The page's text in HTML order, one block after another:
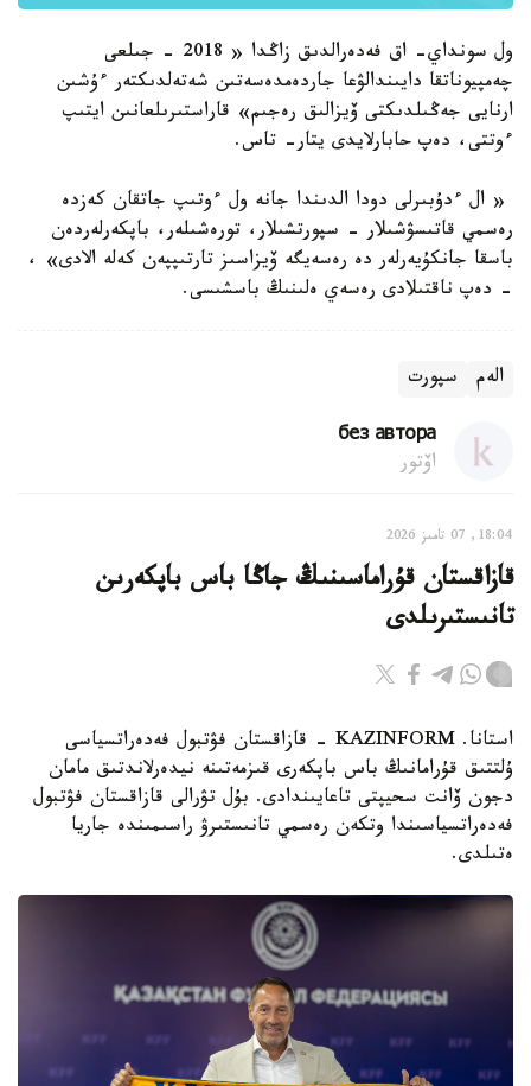
ول سونداي- اق فەدەرالدىق زاڭدا « 2018 - جىلعى
چەمپيوناتقا دايىندالۋعا جاردەمدەسەتىن شەتەلدىكتەر ءۇشىن
ارنايى جەڭىلدىكتى ۆيزالىق رەجىم» قاراستىرىلعانىن ايتىپ
ءوتتى، دەپ حابارلايدى يتار- تاس.
« ال ءدۇبىرلى دودا الدىندا جانە ول ءوتىپ جاتقان كەزدە
رەسمي قاتىسۋشىلار - سپورتشىلار، تورەشىلەر، باپكەرلەردەن
باسقا جانكۇيەرلەر دە رەسەيگە ۆيزاسىز تارتىپپەن كەلە الادى» ،
- دەپ ناقتىلادى رەسەي ەلىنىڭ باسشىسى.
الەم سپورت
без автора
اۆتور
18:04, 07 تامىز 2026
قازاقستان قۇراماسىنىڭ جاڭا باس باپكەرىن
تانىستىرىلدى
استانا. KAZINFORM - قازاقستان فۋتبول فەدەراتسياسى
ۇلتتىق قۇرامانىڭ باس باپكەرى قىزمەتىنە نيدەرلاندتىق مامان
دجون ۆانت سحيپتى تاعايىندادى. بۇل تۋرالى قازاقستان فۋتبول
فەدەراتسياسىندا وتكەن رەسمي تانىستىرۋ راسىمىندە جاريا
ەتىلدى.